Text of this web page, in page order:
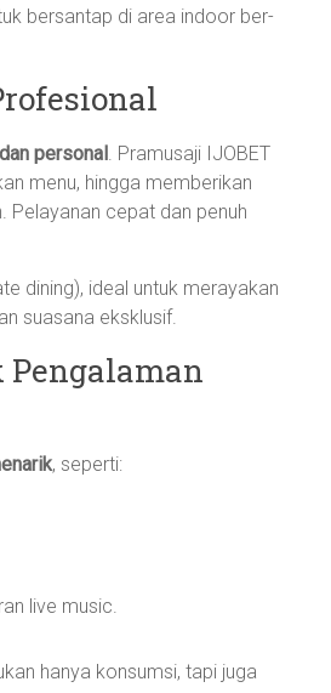
bersantap di area indoor ber-
personal. Pramusaji IJOBET
menu, hingga memberikan
cepat dan penuh
dining), ideal untuk merayakan
suasana eksklusif.
, seperti:
live music.
hanya konsumsi, tapi juga